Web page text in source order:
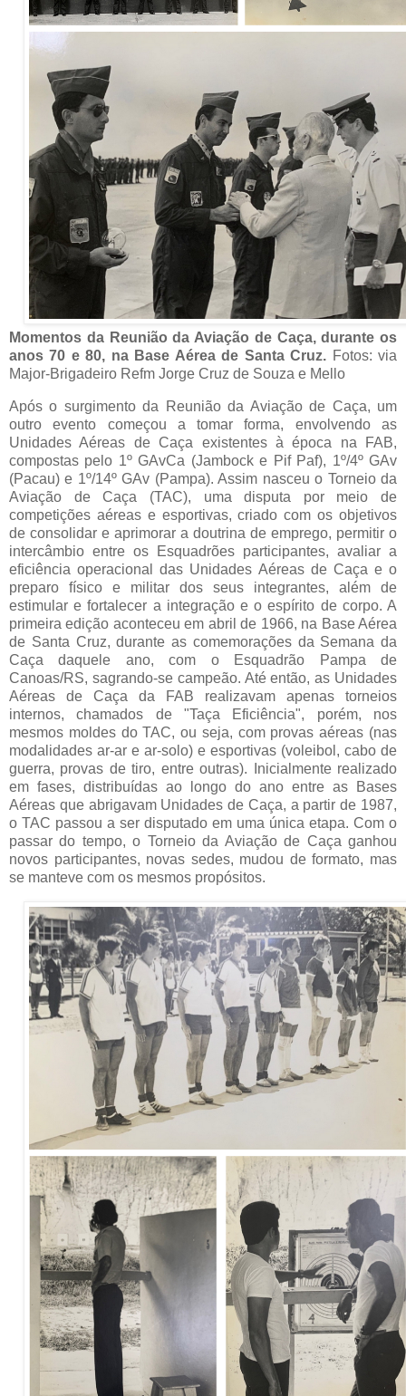
Momentos da Reunião da Aviação de Caça, durante os
anos 70 e 80, na Base Aérea de Santa Cruz. Fotos: via
Major-Brigadeiro Refm Jorge Cruz de Souza e Mello
Após o surgimento da Reunião da Aviação de Caça, um
outro evento começou a tomar forma, envolvendo as
Unidades Aéreas de Caça existentes à época na FAB,
compostas pelo 1º GAvCa (Jambock e Pif Paf), 1º/4º GAv
(Pacau) e 1º/14º GAv (Pampa). Assim nasceu o Torneio da
Aviação de Caça (TAC), uma disputa por meio de
competições aéreas e esportivas, criado com os objetivos
de consolidar e aprimorar a doutrina de emprego, permitir o
intercâmbio entre os Esquadrões participantes, avaliar a
eficiência operacional das Unidades Aéreas de Caça e o
preparo físico e militar dos seus integrantes, além de
estimular e fortalecer a integração e o espírito de corpo. A
primeira edição aconteceu em abril de 1966, na Base Aérea
de Santa Cruz, durante as comemorações da Semana da
Caça daquele ano, com o Esquadrão Pampa de
Canoas/RS, sagrando-se campeão. Até então, as Unidades
Aéreas de Caça da FAB realizavam apenas torneios
internos, chamados de "Taça Eficiência", porém, nos
mesmos moldes do TAC, ou seja, com provas aéreas (nas
modalidades ar-ar e ar-solo) e esportivas (voleibol, cabo de
guerra, provas de tiro, entre outras). Inicialmente realizado
em fases, distribuídas ao longo do ano entre as Bases
Aéreas que abrigavam Unidades de Caça, a partir de 1987,
o TAC passou a ser disputado em uma única etapa. Com o
passar do tempo, o Torneio da Aviação de Caça ganhou
novos participantes, novas sedes, mudou de formato, mas
se manteve com os mesmos propósitos.